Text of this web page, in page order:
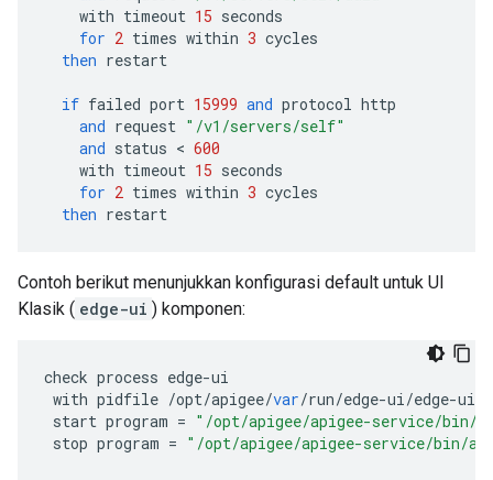
with timeout 15 seconds
for 2 times within 3 cycles
then restart
if failed port 15999 and protocol http
and request "/v1/servers/self"
and status < 600
with timeout 15 seconds
for 2 times within 3 cycles
then restart
Contoh berikut menunjukkan konfigurasi default untuk UI
Klasik ( edge-ui ) komponen:
check process edge-ui
with pidfile /opt/apigee/var/run/edge-ui/edge-ui
start program = "/opt/apigee/apigee-service/bin/
stop program = "/opt/apigee/apigee-service/bin/